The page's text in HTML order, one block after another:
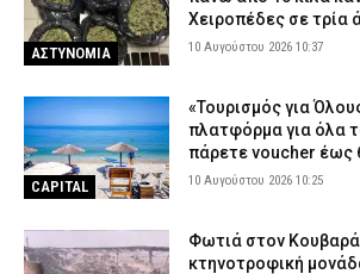
ΑΣΤΥΝΟΜΙΑ
Χειροπέδες σε τρία
10 Αυγούστου 2026 10:37
CAPITAL
«Τουρισμός για
πλατφόρμα για όλα
πάρετε voucher έως
10 Αυγούστου 2026 10:25
Φωτιά στον
κτηνοτροφική